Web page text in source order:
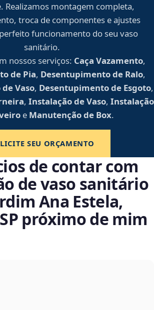
Realizamos montagem completa,
troca de componentes e ajustes
funcionamento do seu vaso
sanitário.
nossos serviços: Caça Vazamento,
de Pia, Desentupimento de Ralo,
Vaso, Desentupimento de Esgoto,
, Instalação de Vaso, Instalação
e Manutenção de Box.
SEU ORÇAMENTO
de contar com
de vaso sanitário
Ana Estela,
próximo de mim